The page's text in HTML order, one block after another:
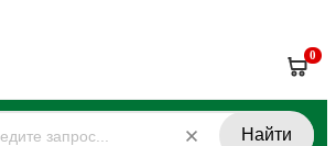
0
Найти